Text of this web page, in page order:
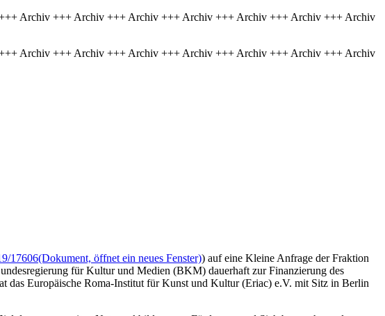
Archiv +++ Archiv +++ Archiv +++ Archiv +++ Archiv +++ Archiv +++ Archiv
Archiv +++ Archiv +++ Archiv +++ Archiv +++ Archiv +++ Archiv +++ Archiv
17606(Dokument, öffnet ein neues Fenster)) auf eine Kleine Anfrage der Fraktion
für Kultur und Medien (BKM) dauerhaft zur Finanzierung des
das Europäische Roma-Institut für Kunst und Kultur (Eriac) e.V. mit Sitz in Berlin